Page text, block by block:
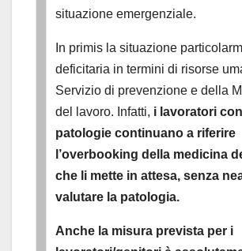
situazione emergenziale.
In primis la situazione
deficitaria in termini di risorse
Servizio di prevenzione e della
del lavoro. Infatti, i lavoratori
patologie continuano a riferire
l’overbooking della medicina
che li mette in attesa, senza
valutare la patologia.
Anche la misura prevista per i